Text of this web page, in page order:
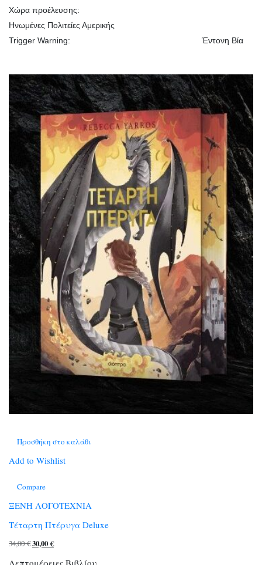
Χώρα προέλευσης:
Ηνωμένες Πολιτείες Αμερικής
Trigger Warning:
Έντονη Βία
Προσθήκη στο καλάθι
Add to Wishlist
Compare
ΞΕΝΗ ΛΟΓΟΤΕΧΝΙΑ
Τέταρτη Πτέρυγα Deluxe
34,00€Original
price
30,00€Η
τρέχουσα
Λεπτομέρειες Βιβλίου